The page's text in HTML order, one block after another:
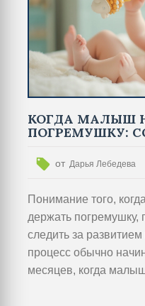
КОГДА МАЛЫШ
ПОГРЕМУШКУ:
от Дарья Лебедева
Понимание того,
держать погремушку,
следить за
процесс обычно
месяцев, когда